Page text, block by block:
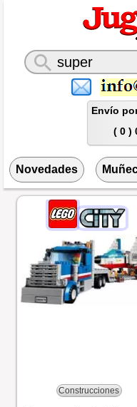
Envío
( 0 )
Novedades
Construcciones